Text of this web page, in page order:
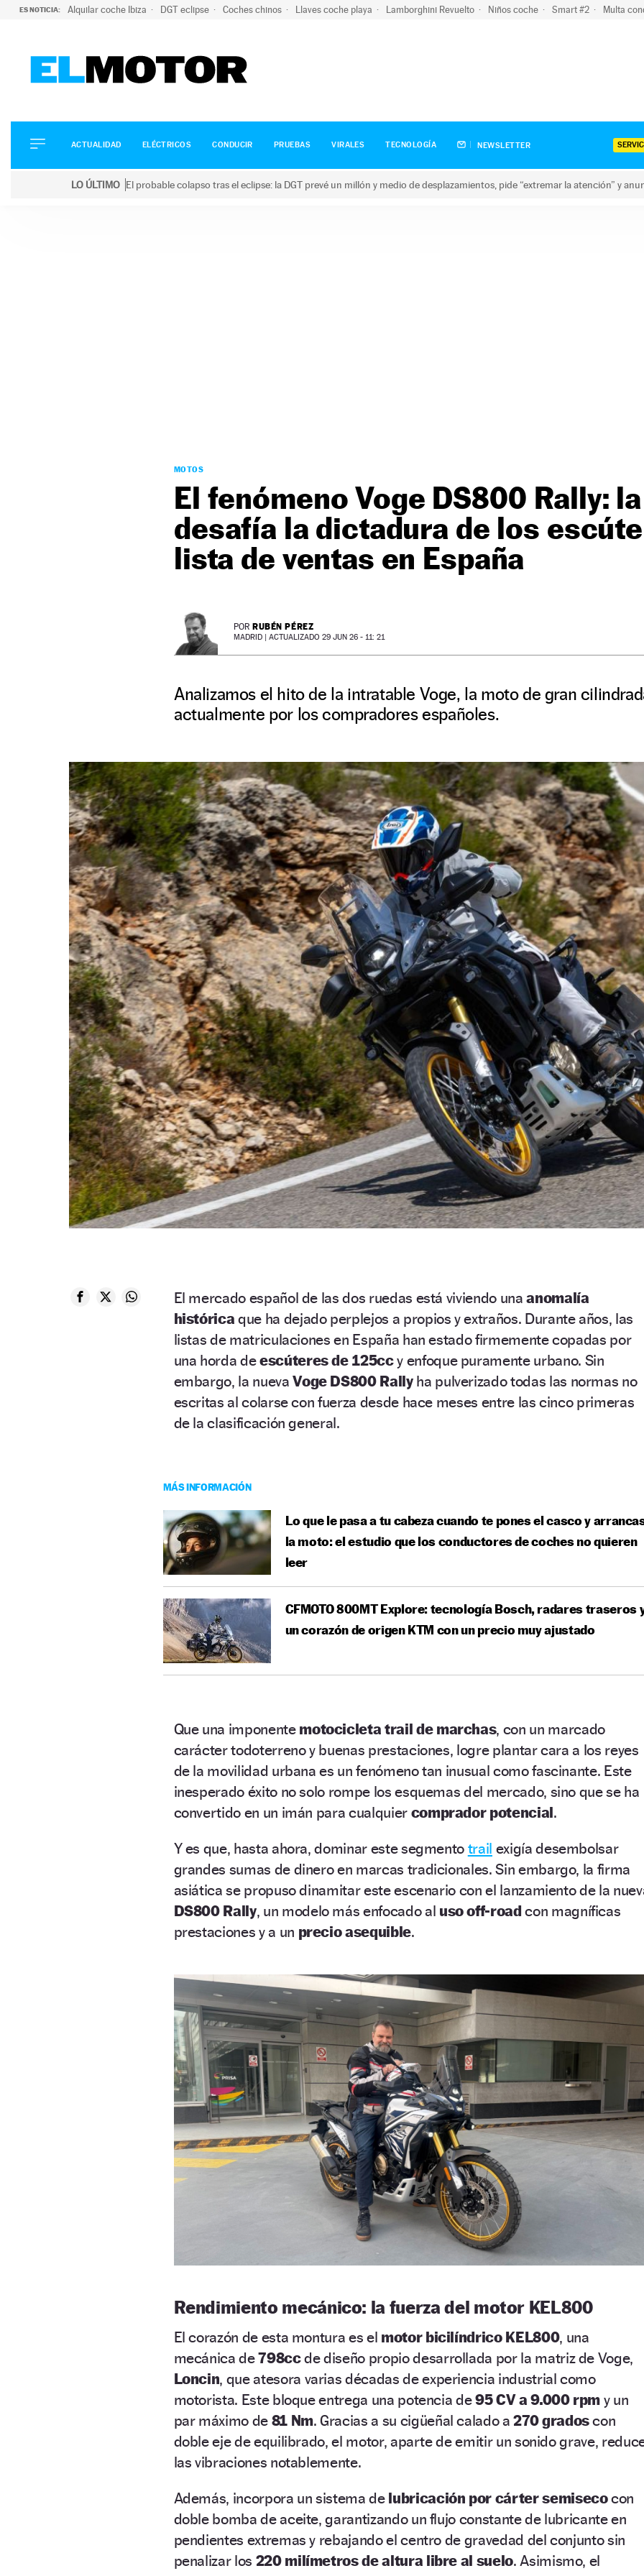
ES NOTICIA: Alquilar coche Ibiza DGT eclipse Coches chinos Llaves coche playa Lamborghini Revuelto Niños coche Smart #2 Multa
ELÉCTRICOS
CONDUCIR
ACTUALIDAD ELÉCTRICOS CONDUCIR PRUEBAS VIRALES TECNOLOGÍA NEWSLETTER
LO ÚLTIMO El probable colapso tras el eclipse: la DGT prevé un millón y medio de desplazamientos, pide “extremar la atención” y
MOTOS
El fenómeno Voge DS800 Rally:
desafía la dictadura de los
lista de ventas en España
POR RUBÉN PÉREZ
MADRID | ACTUALIZADO 29 JUN 26 - 11: 21
Analizamos el hito de la intratable Voge, la moto de gran
actualmente por los compradores españoles.
El mercado español de las dos ruedas está viviendo unaanomalía
histórica que ha dejado perplejos a propios y extraños. Durante años, las
listas de matriculaciones en España han estado firmemente copadas por
una horda deescúteres de 125ccy enfoque puramente urbano. Sin
embargo, la nuevaVoge DS800 Rallyha pulverizado todas las normas no
escritas al colarse con fuerza desde hace meses entre las cinco primeras
de la clasificación general.
MÁS INFORMACIÓN
Lo que le pasa a tu cabeza cuando te pones el casco y
la moto: el estudio que los conductores de coches no quieren
leer
CFMOTO 800MT Explore: tecnología Bosch, radares traseros
un corazón de origen KTM con un precio muy ajustado
Que una imponente motocicleta trail de marchas, con un marcado
carácter todoterreno y buenas prestaciones, logre plantar cara a los reyes
de la movilidad urbana es un fenómeno tan inusual como fascinante. Este
inesperado éxito no solo rompe los esquemas del mercado, sino que se ha
convertido en un imán para cualquier comprador potencial.
Y es que, hasta ahora, dominar este segmento trail exigía desembolsar
grandes sumas de dinero en marcas tradicionales. Sin embargo, la firma
asiática se propuso dinamitar este escenario con el lanzamiento de la
DS800 Rally, un modelo más enfocado al uso off-roadcon magníficas
prestaciones y a un precio asequible.
Rendimiento mecánico: la fuerza del motor KEL800
El corazón de esta montura es el motor bicilíndrico KEL800, una
mecánica de798ccde diseño propio desarrollada por la matriz de Voge,
Loncin, que atesora varias décadas de experiencia industrial como
motorista. Este bloque entrega una potencia de95 CV a 9.000 rpm y un
par máximo de 81 Nm. Gracias a su cigüeñal calado a270 gradoscon
doble eje de equilibrado, el motor, aparte de emitir un sonido grave,
las vibraciones notablemente.
Además, incorpora un sistema de lubricación por cárter semisecocon
doble bomba de aceite, garantizando un flujo constante de lubricante en
pendientes extremas y rebajando el centro de gravedad del conjunto sin
penalizar los 220 milímetros de altura libre al suelo. Asimismo, el